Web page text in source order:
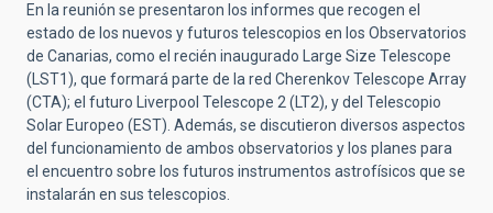
En la reunión se presentaron los informes que recogen el
estado de los nuevos y futuros telescopios en los Observatorios
de Canarias, como el recién inaugurado Large Size Telescope
(LST1), que formará parte de la red Cherenkov Telescope Array
(CTA); el futuro Liverpool Telescope 2 (LT2), y del Telescopio
Solar Europeo (EST). Además, se discutieron diversos aspectos
del funcionamiento de ambos observatorios y los planes para
el encuentro sobre los futuros instrumentos astrofísicos que se
instalarán en sus telescopios.